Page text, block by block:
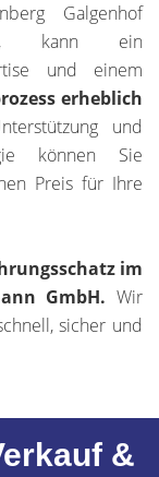
Galgenhof
kann ein
und einem
erheblich
und
können Sie
Preis für Ihre
im
GmbH. Wir
sicher und
&